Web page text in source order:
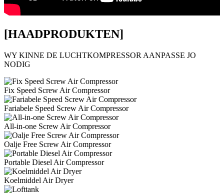
[HAADPRODUKTEN]
WY KINNE DE LUCHTKOMPRESSOR AANPASSE JO
NODIG
Fix Speed ​​Screw Air Compressor
Fariabele Speed ​​Screw Air Compressor
All-in-one Screw Air Compressor
Oalje Free Screw Air Compressor
Portable Diesel Air Compressor
Koelmiddel Air Dryer